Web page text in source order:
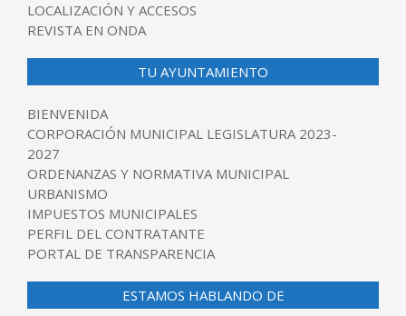
LOCALIZACIÓN Y ACCESOS
REVISTA EN ONDA
TU AYUNTAMIENTO
BIENVENIDA
CORPORACIÓN MUNICIPAL LEGISLATURA 2023-
2027
ORDENANZAS Y NORMATIVA MUNICIPAL
URBANISMO
IMPUESTOS MUNICIPALES
PERFIL DEL CONTRATANTE
PORTAL DE TRANSPARENCIA
ESTAMOS HABLANDO DE